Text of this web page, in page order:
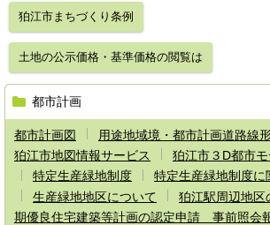
狛江市まちづくり条例
土地の公示価格・基準価格の閲覧は
都市計画
都市計画図
用途地域境・都市計画道路線
狛江市地図情報サービス
狛江市３D都市
特定生産緑地制度
特定生産緑地制度に
生産緑地地区について
狛江駅周辺地区
期優良住宅建築等計画の認定申請 事前照会